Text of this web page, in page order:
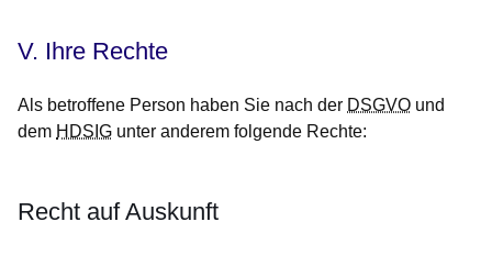
V. Ihre Rechte
Als betroffene Person haben Sie nach der DSGVO und
dem HDSIG unter anderem folgende Rechte:
Recht auf Auskunft